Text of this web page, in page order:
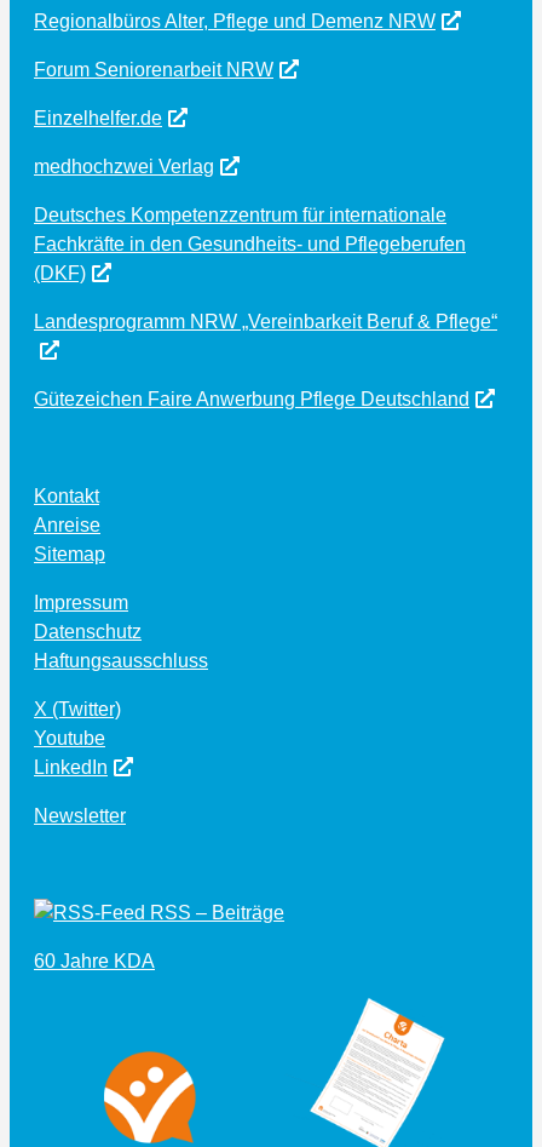
Regionalbüros Alter, Pflege und Demenz NRW
Forum Seniorenarbeit NRW
Einzelhelfer.de
medhochzwei Verlag
Deutsches Kompetenzzentrum für internationale
Fachkräfte in den Gesundheits- und Pflegeberufen
(DKF)
Landesprogramm NRW „Vereinbarkeit Beruf & Pflege“
Gütezeichen Faire Anwerbung Pflege Deutschland
Kontakt
Anreise
Sitemap
Impressum
Datenschutz
Haftungsausschluss
X (Twitter)
Youtube
LinkedIn
Newsletter
RSS – Beiträge
60 Jahre KDA